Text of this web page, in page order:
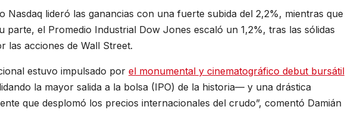
Nasdaq lideró las ganancias con una fuerte subida del 2,2%, mientras que
parte, el Promedio Industrial Dow Jones escaló un 1,2%, tras las sólidas
las acciones de Wall Street.
estuvo impulsado por el monumental y cinematográfico debut bursátil
la mayor salida a la bolsa (IPO) de la historia— y una drástica
que desplomó los precios internacionales del crudo”, comentó Damián